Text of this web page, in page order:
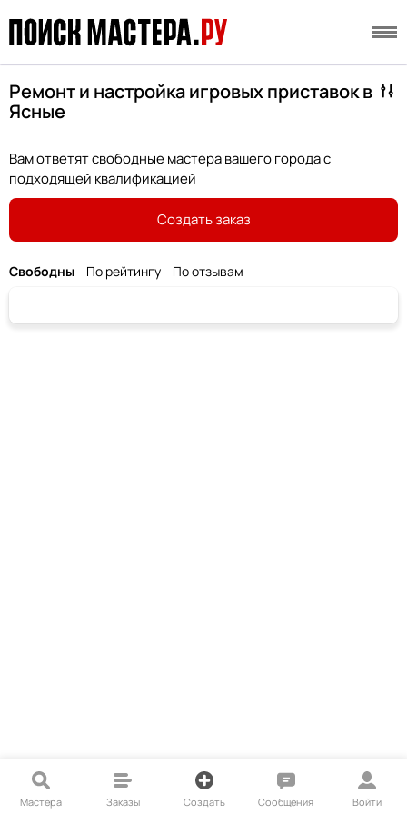
Ремонт и настройка игровых приставок в
Ясные
Вам ответят свободные мастера вашего города с
подходящей квалификацией
Создать заказ
Свободны По рейтингу По отзывам
Мастера Заказы Создать Сообщения Войти